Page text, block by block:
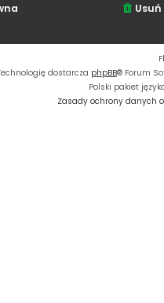
dostarcza phpBB® Forum
Polski pakiet
Zasady ochrony danych